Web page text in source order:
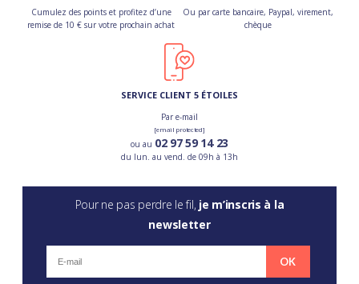
Cumulez des points et profitez d’une
remise de 10 € sur votre prochain achat
Ou par carte bancaire, Paypal, virement,
chèque
SERVICE CLIENT 5 ÉTOILES
Par e-mail
[email protected]
ou au 02 97 59 14 23
du lun. au vend. de 09h à 13h
Pour ne pas perdre le fil, je m’inscris à la
newsletter
OK